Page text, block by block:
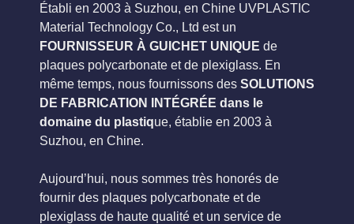
Établi en 2003 à Suzhou, en Chine UVPLASTIC
Material Technology Co., Ltd est un
FOURNISSEUR À GUICHET UNIQUE de
plaques polycarbonate et de plexiglass. En
même temps, nous fournissons des SOLUTIONS
DE FABRICATION INTÉGRÉE dans le
domaine du plastique, établie en 2003 à
Suzhou, en Chine.
Aujourd’hui, nous sommes très honorés de
fournir des plaques polycarbonate et de
plexiglass de haute qualité et un service de